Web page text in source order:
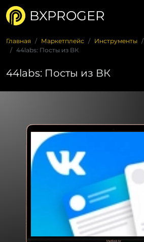
BXPROGER
Главная Маркетплейс Инструменты
44labs: Посты из ВК
44labs: Посты из ВК